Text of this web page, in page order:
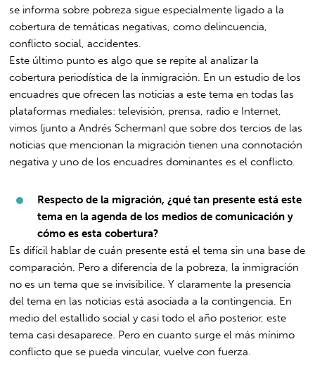
se informa sobre pobreza sigue especialmente ligado a la
cobertura de temáticas negativas, como delincuencia,
conflicto social, accidentes.
Este último punto es algo que se repite al analizar la
cobertura periodística de la inmigración. En un estudio de los
encuadres que ofrecen las noticias a este tema en todas las
plataformas mediales: televisión, prensa, radio e Internet,
vimos (junto a Andrés Scherman) que sobre dos tercios de las
noticias que mencionan la migración tienen una connotación
negativa y uno de los encuadres dominantes es el conflicto.
Respecto de la migración, ¿qué tan presente está este
tema en la agenda de los medios de comunicación y
cómo es esta cobertura?
Es difícil hablar de cuán presente está el tema sin una base de
comparación. Pero a diferencia de la pobreza, la inmigración
no es un tema que se invisibilice. Y claramente la presencia
del tema en las noticias está asociada a la contingencia. En
medio del estallido social y casi todo el año posterior, este
tema casi desaparece. Pero en cuanto surge el más mínimo
conflicto que se pueda vincular, vuelve con fuerza.